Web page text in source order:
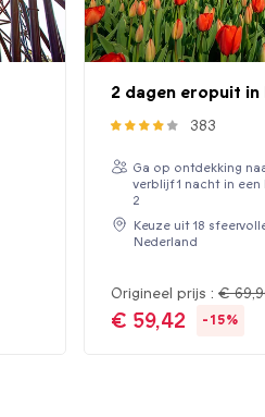
2 dagen eropuit
383
Ga op ontdekking
verblijf 1 nacht in
2
Keuze uit 18
Nederland
Origineel prijs : €
€ 59,42 -15%